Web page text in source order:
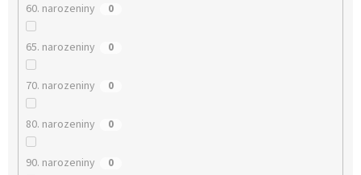
60. narozeniny 0
65. narozeniny 0
70. narozeniny 0
80. narozeniny 0
90. narozeniny 0